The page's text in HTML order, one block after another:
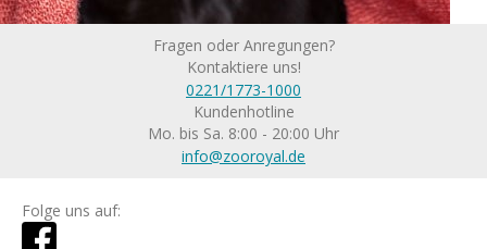
Fragen oder Anregungen?
Kontaktiere uns!
0221/1773-1000
Kundenhotline
Mo. bis Sa. 8:00 - 20:00 Uhr
info@zooroyal.de
Folge uns auf: